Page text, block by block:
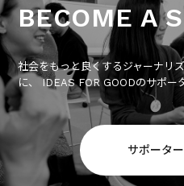
BECOME A
社会をもっと良くするジャーナリ
に、 IDEAS FOR GOODのサポー
サポータ